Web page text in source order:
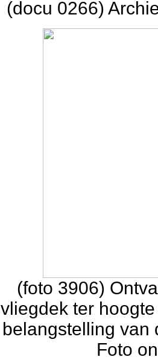
(docu 0266)
(foto 3906)
vliegdek ter
belangstelling van
Foto